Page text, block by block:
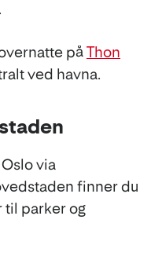
påThon
ved havna.
via
finner du
til parker og